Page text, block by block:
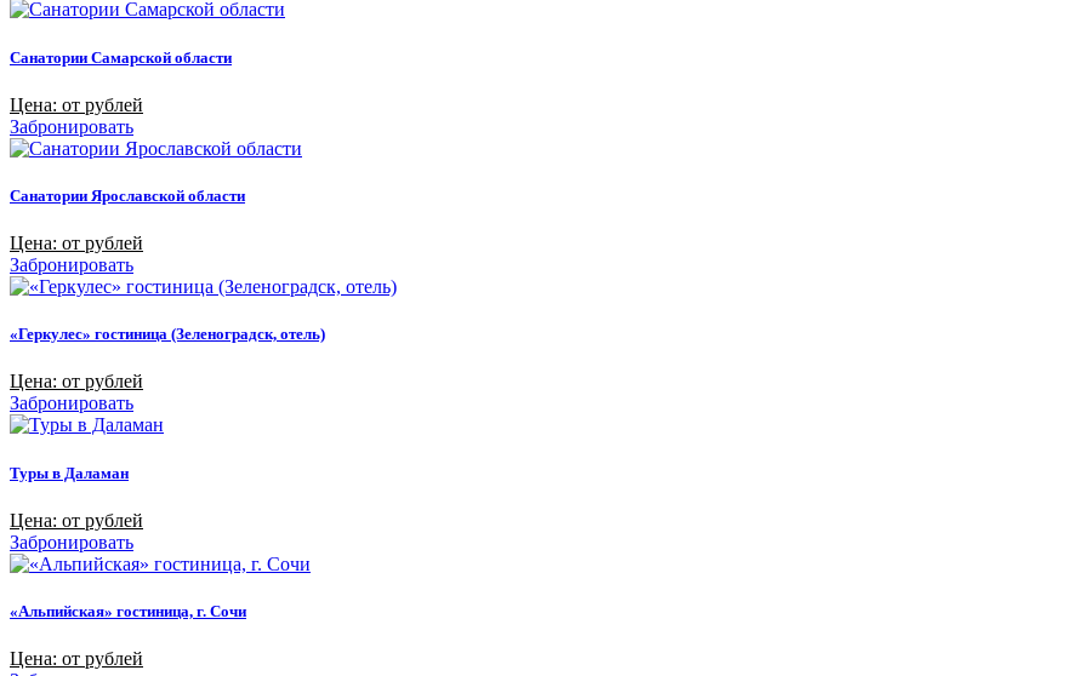
Санатории Самарской области
Цена: от рублей
Забронировать
Санатории Ярославской области
Цена: от рублей
Забронировать
«Геркулес» гостиница (Зеленоградск, отель)
Цена: от рублей
Забронировать
Туры в Даламан
Цена: от рублей
Забронировать
«Альпийская» гостиница, г. Сочи
Цена: от рублей